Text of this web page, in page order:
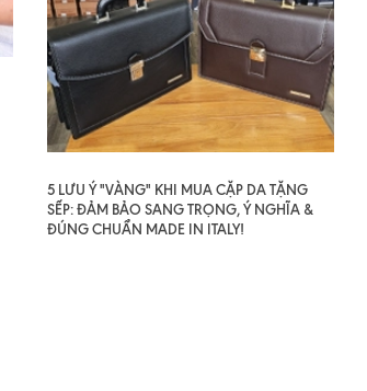
5 LƯU Ý "VÀNG" KHI MUA CẶP DA TẶNG
SẾP: ĐẢM BẢO SANG TRỌNG, Ý NGHĨA &
ĐÚNG CHUẨN MADE IN ITALY!